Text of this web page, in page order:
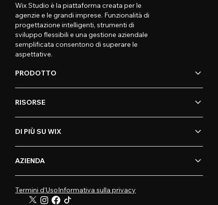
Wix Studio è la piattaforma creata per le
agenzie e le grandi imprese. Funzionalità di
progettazione intelligenti, strumenti di
sviluppo flessibili e una gestione aziendale
semplificata consentono di superare le
aspettative.
PRODOTTO
RISORSE
DI PIÙ SU WIX
AZIENDA
Termini d'UsoInformativa sulla privacy